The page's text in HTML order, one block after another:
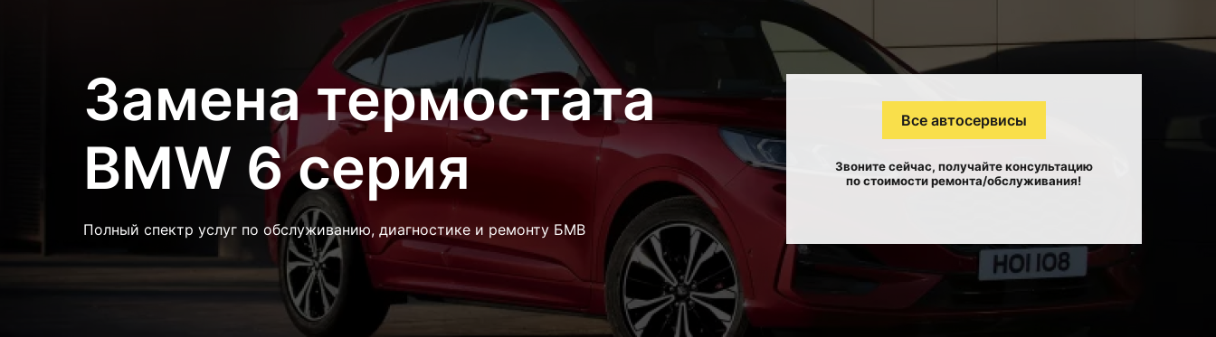
Замена термостата
BMW 6 серия
Полный спектр услуг по обслуживанию, диагностике и ремонту БМВ
Все автосервисы
Звоните сейчас, получайте консультацию
по стоимости ремонта/обслуживания!